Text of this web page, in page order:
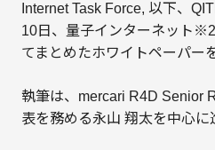
Internet Task Force, 以下、
10日、量子インターネット
てまとめたホワイトペーパー
執筆は、mercari R4D Senior
表を務める永山 翔太を中心に